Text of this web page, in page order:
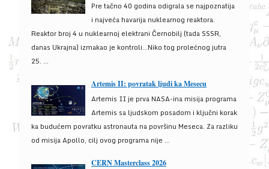
Pre tačno 40 godina odigrala se najpoznatija
i najveća havarija nuklearnog reaktora.
Reaktor broj 4 u nuklearnoj elektrani Černobilj (tada SSSR,
danas Ukrajna) izmakao je kontroli...Niko tog prolećnog jutra
25. ...
Artemis II: povratak ljudi ka Mesecu
Artemis II je prva NASA-ina misija programa
Artemis sa ljudskom posadom i ključni korak
ka budućem povratku astronauta na površinu Meseca. Za razliku
od misija Apollo, cilj ovog programa nije ...
CERN Masterclass 2026